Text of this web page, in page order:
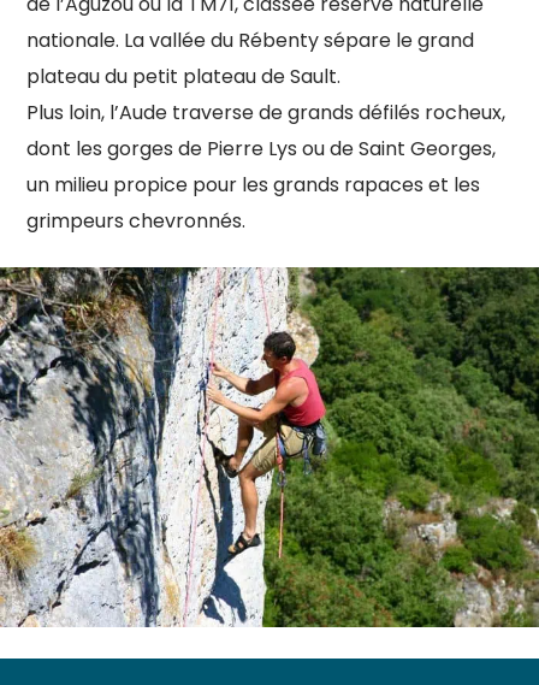
nationale. La vallée du Rébenty sépare le grand
plateau du petit plateau de Sault.
Plus loin, l’Aude traverse de grands défilés rocheux,
dont les gorges de Pierre Lys ou de Saint Georges,
un milieu propice pour les grands rapaces et les
grimpeurs chevronnés.